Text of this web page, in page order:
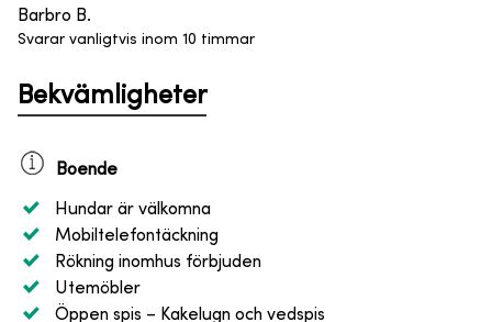
Barbro B.
Svarar vanligtvis inom 10 timmar
Bekvämligheter
Boende
Hundar är välkomna
Mobiltelefontäckning
Rökning inomhus förbjuden
Utemöbler
Öppen spis – Kakelugn och vedspis